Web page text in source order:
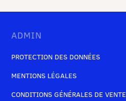
ADMIN
PROTECTION DES DONNÉES
MENTIONS LÉGALES
CONDITIONS GÉNÉRALES DE VENTE